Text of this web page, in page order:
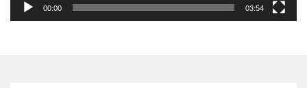
00:00 03:54